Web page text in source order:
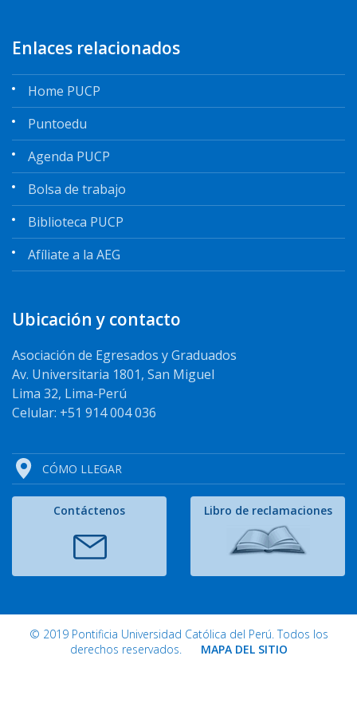
Enlaces relacionados
Home PUCP
Puntoedu
Agenda PUCP
Bolsa de trabajo
Biblioteca PUCP
Afíliate a la AEG
Ubicación y contacto
Asociación de Egresados y Graduados
Av. Universitaria 1801, San Miguel
Lima 32, Lima-Perú
Celular: +51 914 004 036
CÓMO LLEGAR
Contáctenos Libro de reclamaciones
© 2019 Pontificia Universidad Católica del Perú. Todos los
derechos reservados. MAPA DEL SITIO